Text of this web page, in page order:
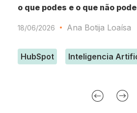
o que podes e o que não
18/06/2026 Ana Botija Loaísa
HubSpot Inteligencia